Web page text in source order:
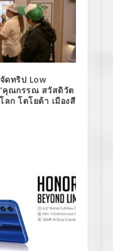
ดทริป Low
คุณกรรณ สวัสดิวัต
ก โตโยต้า เมืองสี